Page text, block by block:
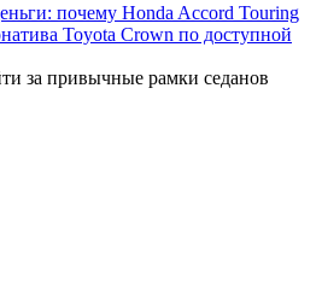
почему Honda Accord Touring
Toyota Crown по доступной
за привычные рамки седанов